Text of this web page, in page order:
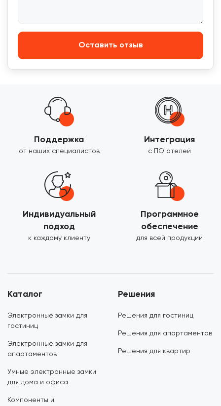
Оставить отзыв
Поддержка
от наших специалистов
Интеграция
с ПО отелей
Индивидуальный
подход
к каждому клиенту
Программное
обеспечение
для всей продукции
Каталог
Электронные замки для
гостиниц
Электронные замки для
апартаментов
Умные электронные замки
для дома и офиса
Компоненты и
Решения
Решения для гостиниц
Решения для апартаментов
Решения для квартир